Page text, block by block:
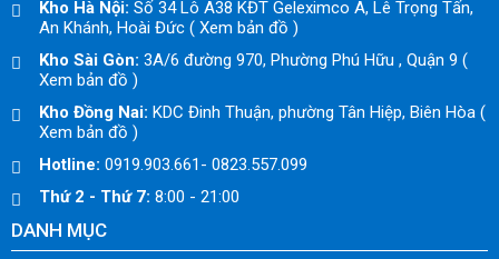
Kho Hà Nội: Số 34 Lô A38 KĐT Geleximco A, Lê Trọng Tấn,
An Khánh, Hoài Đức ( Xem bản đồ )
Kho Sài Gòn: 3A/6 đường 970, Phường Phú Hữu , Quận 9 (
Xem bản đồ )
Kho Đồng Nai: KDC Đinh Thuận, phường Tân Hiệp, Biên Hòa (
Xem bản đồ )
Hotline: 0919.903.661- 0823.557.099
Thứ 2 - Thứ 7: 8:00 - 21:00
DANH MỤC